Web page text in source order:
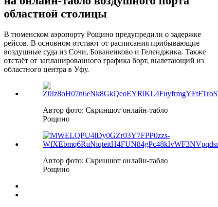
областной столицы
В тюменском аэропорту Рощино предупредили о задержке
рейсов. В основном отстают от расписания прибывающие
воздушные суда из Сочи, Бованенково и Геленджика. Также
отстаёт от запланированного графика борт, вылетающий из
областного центра в Уфу.
Автор фото: Скриншот онлайн-табло
Рощино
Автор фото: Скриншот онлайн-табло
Рощино